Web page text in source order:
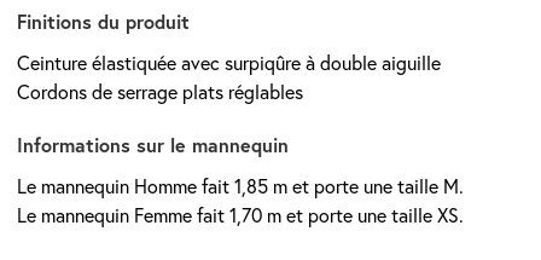
Finitions du produit
Ceinture élastiquée avec surpiqûre à double aiguille
Cordons de serrage plats réglables
Informations sur le mannequin
Le mannequin Homme fait 1,85 m et porte une taille M.
Le mannequin Femme fait 1,70 m et porte une taille XS.